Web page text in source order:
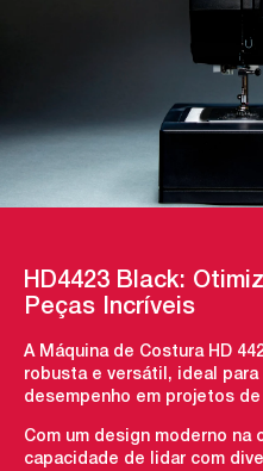
HD4423 Black:
Peças Incríveis
A Máquina de Costura HD
robusta e versátil, ideal
desempenho em projetos
Com um design moderno
capacidade de lidar com